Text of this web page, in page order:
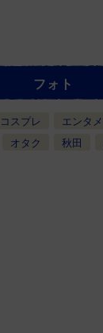
フォト
コスプレ エンタメ
オタク 秋田